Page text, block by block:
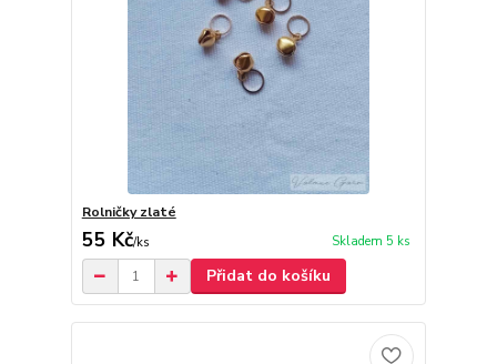
Rolničky zlaté
55 Kč/ks Skladem 5 ks
Přidat do košíku